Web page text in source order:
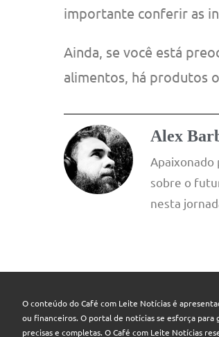
importante conferir as
Ainda, se você está
alimentos, há produtos
Alex
sobre o
nesta
O conteúdo do Café com Leite Notícias é
ou financeiros. O portal de notícias se esforça para
precisas e completas. O Café com Leite Notícias